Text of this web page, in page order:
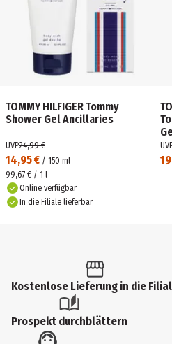
TOMMY HILFIGER Tommy
Shower Gel Ancillaries
14,95 € / 150 ml
UVP24,99 €
99,67 € / 1 l
Online verfügbar
In die Filiale lieferbar
Kostenlose Lieferung in die
Prospekt durchblättern